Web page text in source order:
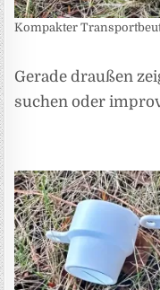
Kompakter
Gerade draußen
suchen oder